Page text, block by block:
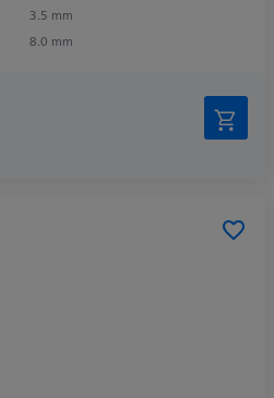
3.5 mm
8.0 mm